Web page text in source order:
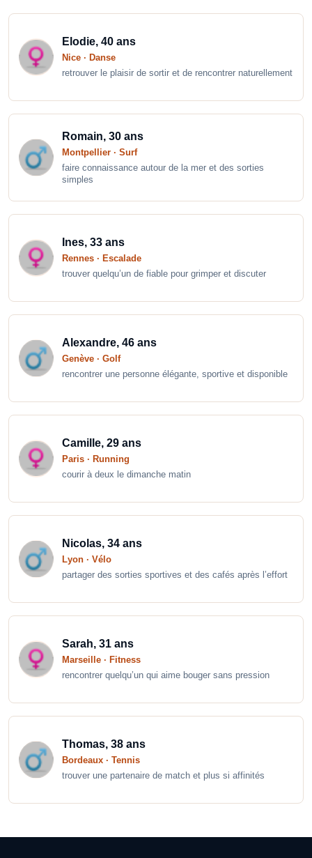
Elodie, 40 ans
Nice · Danse
retrouver le plaisir de sortir et de rencontrer naturellement
Romain, 30 ans
Montpellier · Surf
faire connaissance autour de la mer et des sorties
simples
Ines, 33 ans
Rennes · Escalade
trouver quelqu’un de fiable pour grimper et discuter
Alexandre, 46 ans
Genève · Golf
rencontrer une personne élégante, sportive et disponible
Camille, 29 ans
Paris · Running
courir à deux le dimanche matin
Nicolas, 34 ans
Lyon · Vélo
partager des sorties sportives et des cafés après l’effort
Sarah, 31 ans
Marseille · Fitness
rencontrer quelqu’un qui aime bouger sans pression
Thomas, 38 ans
Bordeaux · Tennis
trouver une partenaire de match et plus si affinités